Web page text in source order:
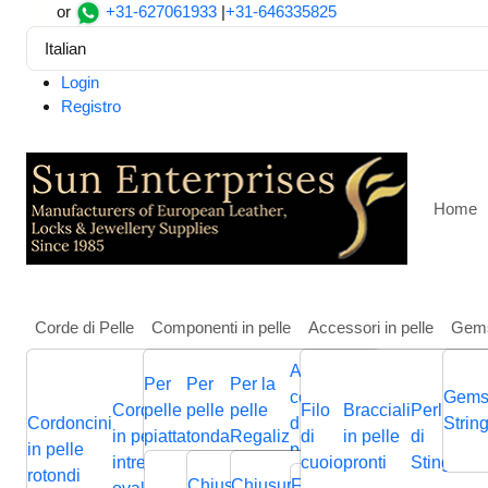
or +31-627061933 |+31-646335825
Italian
Login
Registro
Home
Corde di Pelle
Cordoncini
in pelle
rotondi
Cordoncini
in pelle
intrecciati
Cordoncini
in pelle
intrecciata
Cordoncini
in pelle
piatti
Cordini
in pelle
piatta
Componenti in pelle
Per
pelle
piatta
Per
pelle
tonda
Chiusura
Cursori
Per la
pelle
Regaliz
Cursori
Altri
componenti
di gioielli in
pelle
Accessori in pelle
Filo
di
cuoio
Bracciali
in pelle
pronti
Perline
di
Stingray
Pietre, Perline e Ciondoli Anelli di salto e split
SSP-225-0.8*4MM